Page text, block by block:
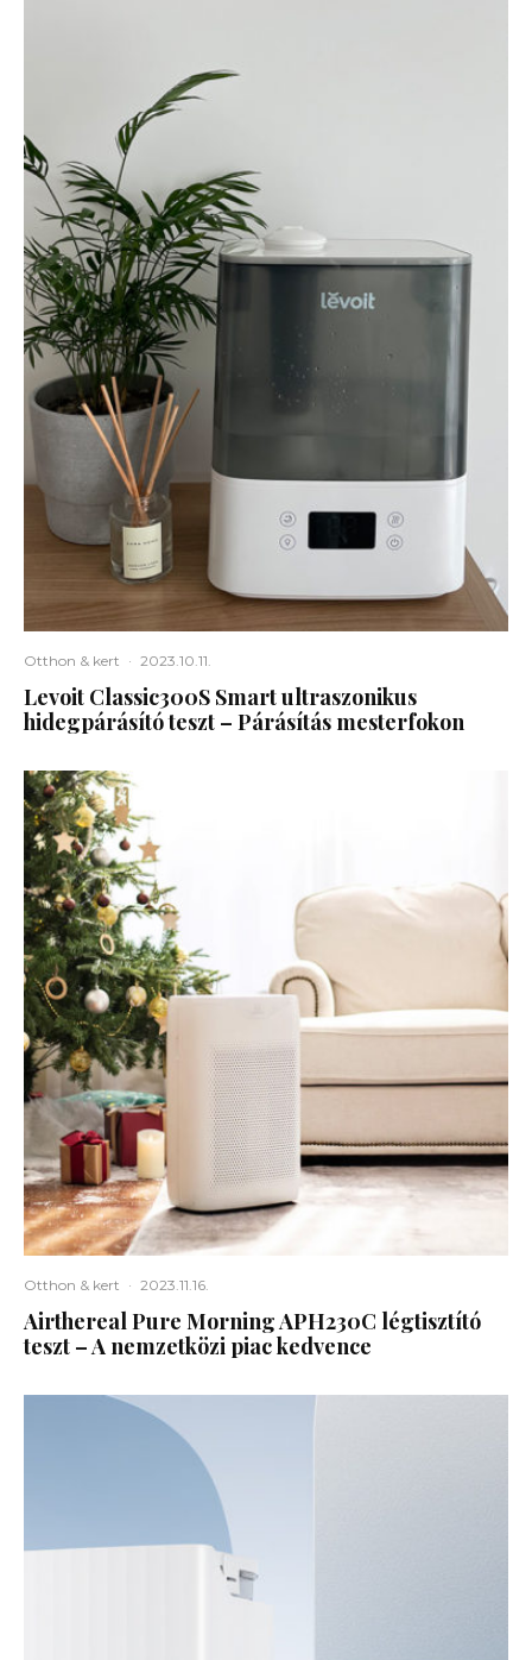
Otthon & kert · 2023.10.11.
Levoit Classic300S Smart ultraszonikus
hidegpárásító teszt – Párásítás mesterfokon
Otthon & kert · 2023.11.16.
Airthereal Pure Morning APH230C légtisztító
teszt – A nemzetközi piac kedvence